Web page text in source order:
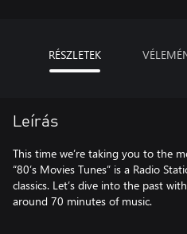
RÉSZLETEK
Leírás
This time we’re taking you to the
“80’s Movies Tunes” is a Radio
classics. Let’s dive into the past